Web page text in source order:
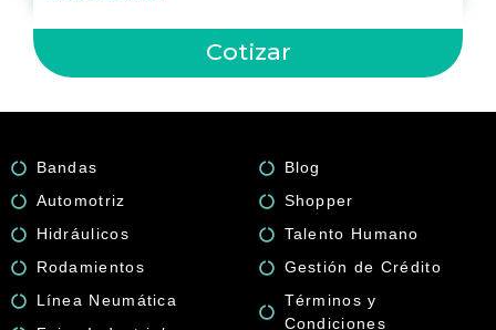
Cotizar
Bandas
Automotriz
Hidráulicos
Rodamientos
Línea Neumática
Blog
Shopper
Talento Humano
Gestión de Crédito
Términos y
Condiciones